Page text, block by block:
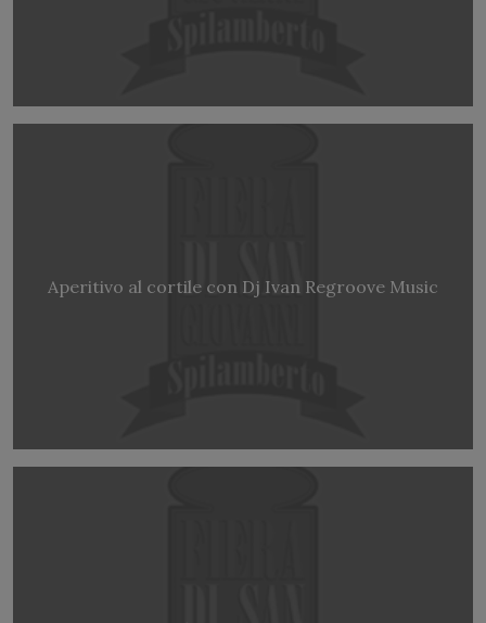
Aperitivo al cortile con Dj Ivan Regroove Music